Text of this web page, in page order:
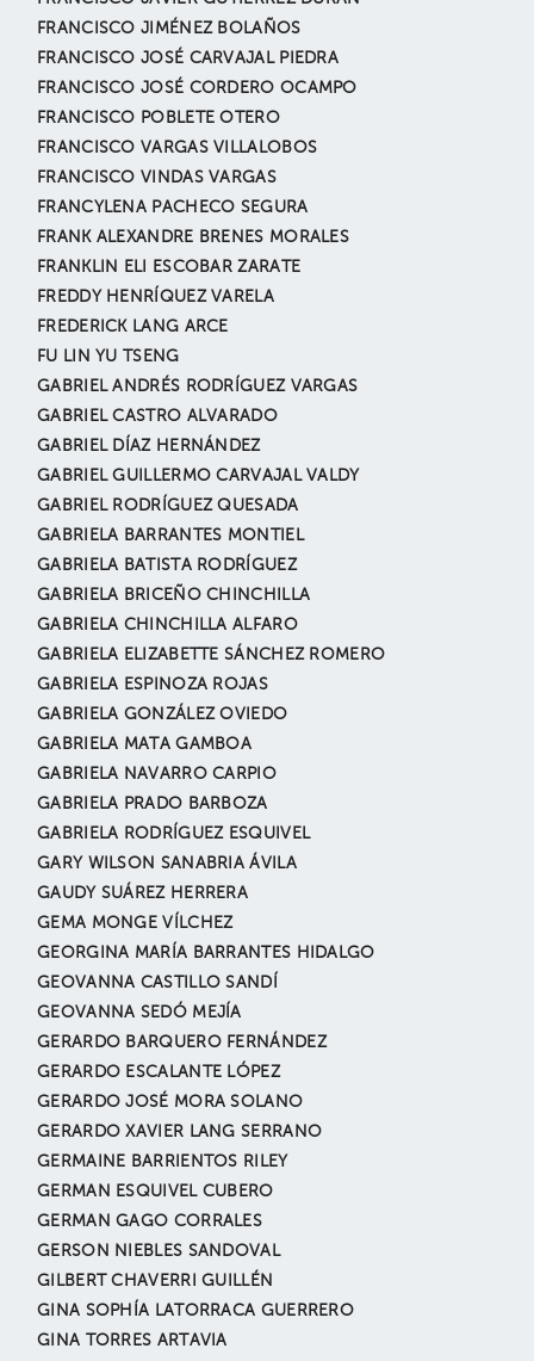
FRANCISCO JIMÉNEZ BOLAÑOS
FRANCISCO JOSÉ CARVAJAL PIEDRA
FRANCISCO JOSÉ CORDERO OCAMPO
FRANCISCO POBLETE OTERO
FRANCISCO VARGAS VILLALOBOS
FRANCISCO VINDAS VARGAS
FRANCYLENA PACHECO SEGURA
FRANK ALEXANDRE BRENES MORALES
FRANKLIN ELI ESCOBAR ZARATE
FREDDY HENRÍQUEZ VARELA
FREDERICK LANG ARCE
FU LIN YU TSENG
GABRIEL ANDRÉS RODRÍGUEZ VARGAS
GABRIEL CASTRO ALVARADO
GABRIEL DÍAZ HERNÁNDEZ
GABRIEL GUILLERMO CARVAJAL VALDY
GABRIEL RODRÍGUEZ QUESADA
GABRIELA BARRANTES MONTIEL
GABRIELA BATISTA RODRÍGUEZ
GABRIELA BRICEÑO CHINCHILLA
GABRIELA CHINCHILLA ALFARO
GABRIELA ELIZABETTE SÁNCHEZ ROMERO
GABRIELA ESPINOZA ROJAS
GABRIELA GONZÁLEZ OVIEDO
GABRIELA MATA GAMBOA
GABRIELA NAVARRO CARPIO
GABRIELA PRADO BARBOZA
GABRIELA RODRÍGUEZ ESQUIVEL
GARY WILSON SANABRIA ÁVILA
GAUDY SUÁREZ HERRERA
GEMA MONGE VÍLCHEZ
GEORGINA MARÍA BARRANTES HIDALGO
GEOVANNA CASTILLO SANDÍ
GEOVANNA SEDÓ MEJÍA
GERARDO BARQUERO FERNÁNDEZ
GERARDO ESCALANTE LÓPEZ
GERARDO JOSÉ MORA SOLANO
GERARDO XAVIER LANG SERRANO
GERMAINE BARRIENTOS RILEY
GERMAN ESQUIVEL CUBERO
GERMAN GAGO CORRALES
GERSON NIEBLES SANDOVAL
GILBERT CHAVERRI GUILLÉN
GINA SOPHÍA LATORRACA GUERRERO
GINA TORRES ARTAVIA